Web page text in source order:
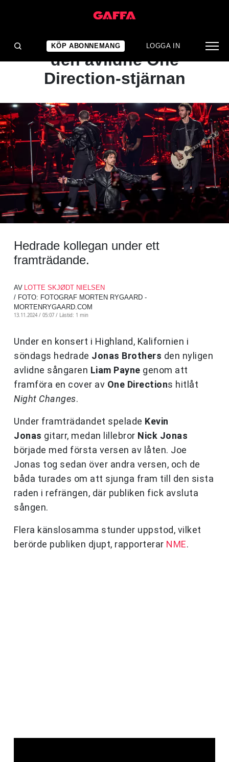
KÖP ABONNEMANG LOGGA IN
NYHET
Här hyllar Jonas Brothers
den avlidne One
Direction-stjärnan
Hedrade kollegan under ett
framträdande.
AV LOTTE SKJØDT NIELSEN
/ FOTO: FOTOGRAF MORTEN RYGAARD -
MORTENRYGAARD.COM
13.11.2024 / 05:07 / Lästid: 1 min
Under en konsert i Highland, Kalifornien i
söndags hedrade Jonas Brothers den nyligen
avlidne sångaren Liam Payne genom att
framföra en cover av One Directions hitlåt
Night Changes.
Under framträdandet spelade Kevin
Jonas gitarr, medan lillebror Nick Jonas
började med första versen av låten. Joe
Jonas tog sedan över andra versen, och de
båda turades om att sjunga fram till den sista
raden i refrängen, där publiken fick avsluta
sången.
Flera känslosamma stunder uppstod, vilket
berörde publiken djupt, rapporterar NME.